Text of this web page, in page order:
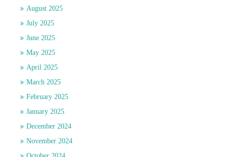
August 2025
July 2025
June 2025
May 2025
April 2025
March 2025
February 2025
January 2025
December 2024
November 2024